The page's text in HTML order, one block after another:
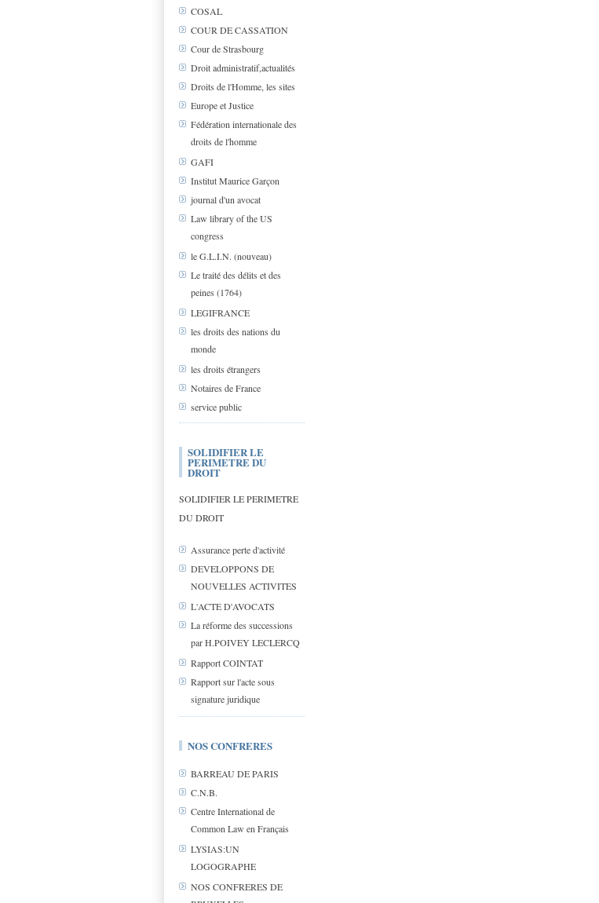
COSAL
COUR DE CASSATION
Cour de Strasbourg
Droit administratif,actualités
Droits de l'Homme, les sites
Europe et Justice
Fédération internationale des
droits de l'homme
GAFI
Institut Maurice Garçon
journal d'un avocat
Law library of the US
congress
le G.L.I.N. (nouveau)
Le traité des délits et des
peines (1764)
LEGIFRANCE
les droits des nations du
monde
les droits étrangers
Notaires de France
service public
SOLIDIFIER LE
PERIMETRE DU
DROIT
SOLIDIFIER LE PERIMETRE
DU DROIT
Assurance perte d'activité
DEVELOPPONS DE
NOUVELLES ACTIVITES
L'ACTE D'AVOCATS
La réforme des successions
par H.POIVEY LECLERCQ
Rapport COINTAT
Rapport sur l'acte sous
signature juridique
NOS CONFRERES
BARREAU DE PARIS
C.N.B.
Centre International de
Common Law en Français
LYSIAS:UN
LOGOGRAPHE
NOS CONFRERES DE